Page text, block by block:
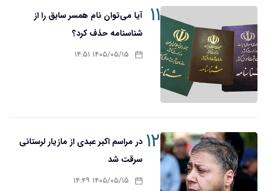
۱۱
آیا می‌توان نام همسر سابق را از
شناسنامه حذف کرد؟
۱۴۰۵/۰۵/۱۵ ۱۴:۵۱
۱۲در مراسم اکبر عبدی از مازیار لرستانی
سرقت شد
۱۴۰۵/۰۵/۱۵ ۱۴:۴۹